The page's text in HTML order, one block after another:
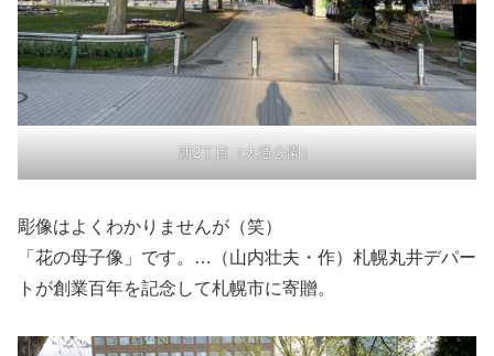
西2丁目（大通公園）
彫像はよくわかりませんが（笑）
「花の母子像」です。…（山内壮夫・作）札幌丸井デパー
トが創業百年を記念して札幌市に寄贈。